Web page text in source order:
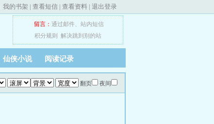
我的书架 | 查看短信 | 查看资料 | 退出登录
留言： 通过邮件、 站内短信
积分规则
解决跳到别的站
仙侠小说 阅读记录
翻页 夜间